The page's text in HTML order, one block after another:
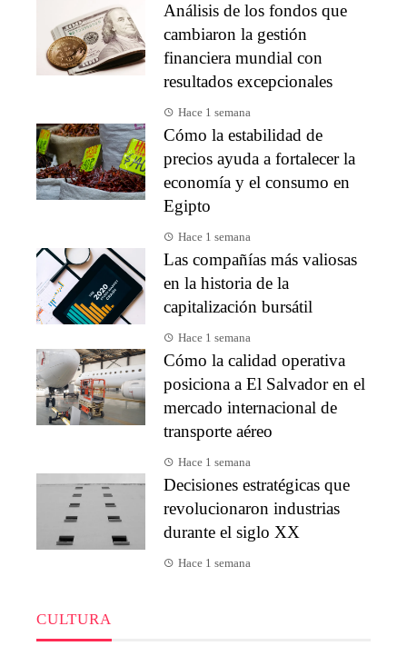
Análisis de los fondos que
cambiaron la gestión
financiera mundial con
resultados excepcionales
Hace 1 semana
Cómo la estabilidad de
precios ayuda a fortalecer la
economía y el consumo en
Egipto
Hace 1 semana
Las compañías más valiosas
en la historia de la
capitalización bursátil
Hace 1 semana
Cómo la calidad operativa
posiciona a El Salvador en el
mercado internacional de
transporte aéreo
Hace 1 semana
Decisiones estratégicas que
revolucionaron industrias
durante el siglo XX
Hace 1 semana
CULTURA